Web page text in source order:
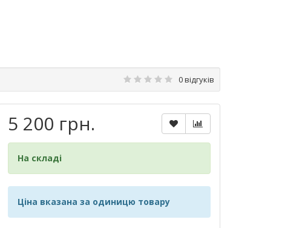
0 відгуків
5 200 грн.
На складі
Ціна вказана за одиницю товару